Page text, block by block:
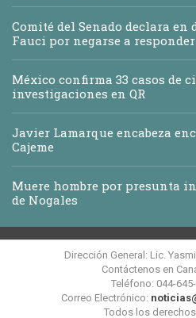
Comité del Senado declara en
Fauci por negarse a responder
México confirma 33 casos de
investigaciones en QR
Javier Lamarque encabeza
Cajeme
Muere hombre por presunta
de Nogales
Dirección General: Lic.
Contáctenos en
Teléfono: 044-
Correo Electrónico:
Todos los